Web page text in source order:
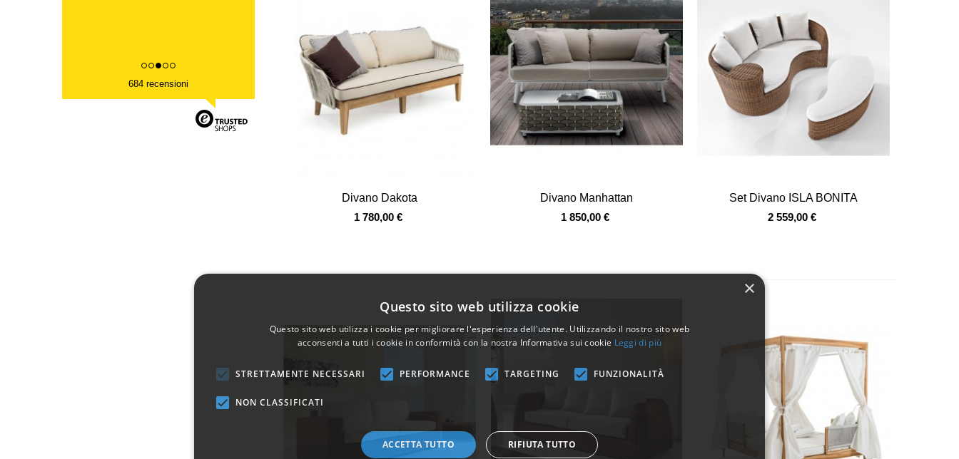
684 recensioni
Vista veloce
Divano Dakota
1 780,00 €
Vista veloce
Divano Manhattan
1 850,00 €
Vista veloce
Set Divano ISLA BONITA
2 559,00 €
×
Questo sito web utilizza cookie
Questo sito web utilizza i cookie per migliorare l'esperienza dell'utente. Utilizzando il nostro sito web
acconsenti a tutti i cookie in conformità con la nostra Informativa sui cookie Leggi di più
STRETTAMENTE NECESSARI PERFORMANCE TARGETING FUNZIONALITÀ
NON CLASSIFICATI
ACCETTA TUTTO RIFIUTA TUTTO